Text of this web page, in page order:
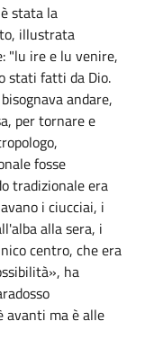
stata la
illustrata
"lu ire e lu venire,
stati fatti da Dio.
andare,
per tornare e
fosse
tradizionale era
i ciucciai, i
alla sera, i
centro, che era
ha
avanti ma è alle